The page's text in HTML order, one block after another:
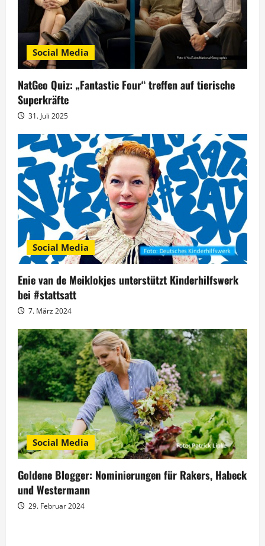
v
i
g
a
t
i
o
n
Social Media
NatGeo Quiz: „Fantastic Four“ treffen auf tierische
Superkräfte
31. Juli 2025
Social Media
Enie van de Meiklokjes unterstützt Kinderhilfswerk
bei #stattsatt
7. März 2024
Social Media
Goldene Blogger: Nominierungen für Rakers, Habeck
und Westermann
29. Februar 2024